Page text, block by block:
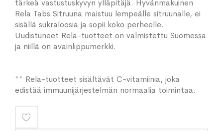
tärkeä vastustuskyvyn ylläpitäjä. Hyvänmakuinen
Rela Tabs Sitruuna maistuu lempeälle sitruunalle, ei
sisällä sukraloosia ja sopii koko perheelle.
Uudistuneet Rela-tuotteet on valmistettu Suomessa
ja niillä on avainlippumerkki.
** Rela-tuotteet sisältävät C-vitamiinia, joka
edistää immuunijärjestelmän normaalia toimintaa.